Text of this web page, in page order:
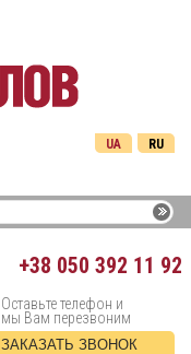
RU
UA
+38 050 392 11 92
Оставьте телефон и
мы Вам перезвоним
ЗАКАЗАТЬ ЗВОНОК